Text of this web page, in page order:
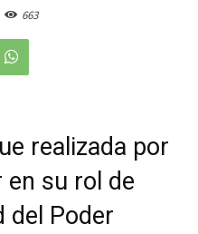
663
realizada por
en su rol de
del Poder